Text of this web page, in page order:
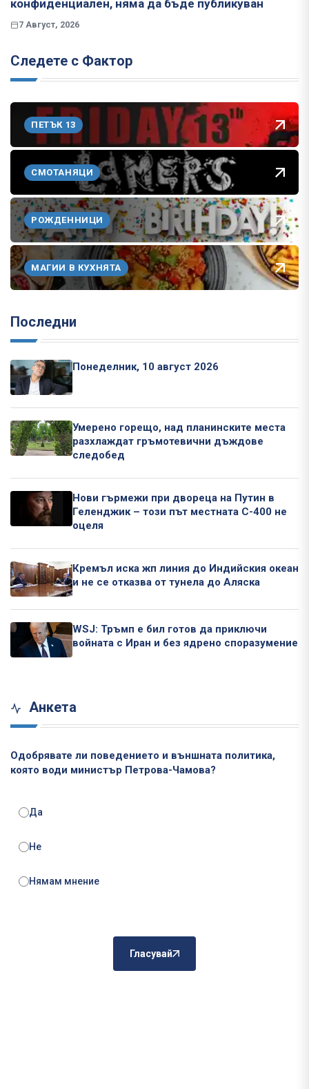
конфиденциален, няма да бъде публикуван
7 Август, 2026
Следете с Фактор
ПЕТЪК 13
СМОТАНЯЦИ
РОЖДЕННИЦИ
МАГИИ В КУХНЯТА
Последни
Понеделник, 10 август 2026
Умерено горещо, над планинските места
разхлаждат гръмотевични дъждове
следобед
Нови гърмежи при двореца на Путин в
Геленджик – този път местната С-400 не
оцеля
Кремъл иска жп линия до Индийския океан
и не се отказва от тунела до Аляска
WSJ: Тръмп е бил готов да приключи
войната с Иран и без ядрено споразумение
Анкета
Одобрявате ли поведението и външната политика,
която води министър Петрова-Чамова?
Да
Не
Нямам мнение
Гласувай